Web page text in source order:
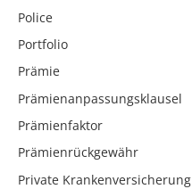
Police
Portfolio
Prämie
Prämienanpassungsklausel
Prämienfaktor
Prämienrückgewähr
Private Krankenversicherung